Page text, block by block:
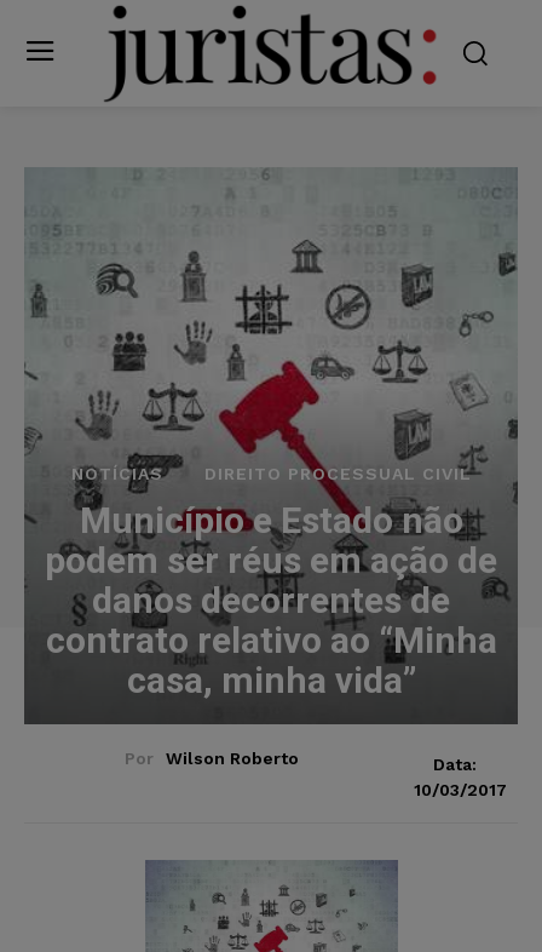
NOTÍCIAS DIREITO PROCESSUAL CIVIL
Município e Estado não
podem ser réus em ação de
danos decorrentes de
contrato relativo ao “Minha
casa, minha vida”
Por Wilson Roberto
Data:
10/03/2017